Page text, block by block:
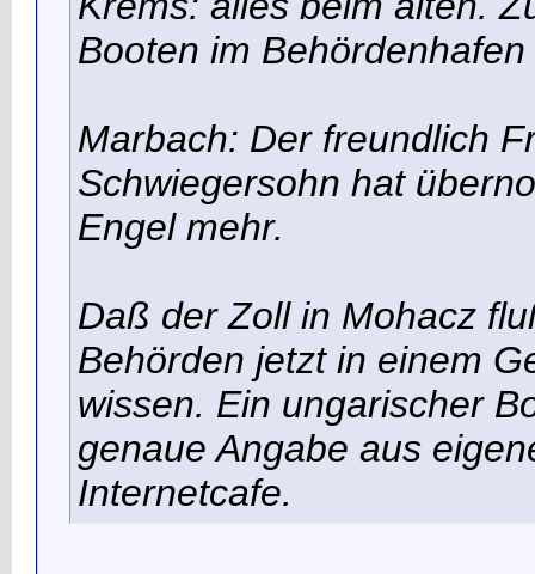
Booten im
Marbach: Der freundlich
Schwiegersohn hat
Engel mehr.
Daß der Zoll in Mohacz
Behörden jetzt in einem
wissen. Ein ungarischer
genaue Angabe aus
Internetcafe.